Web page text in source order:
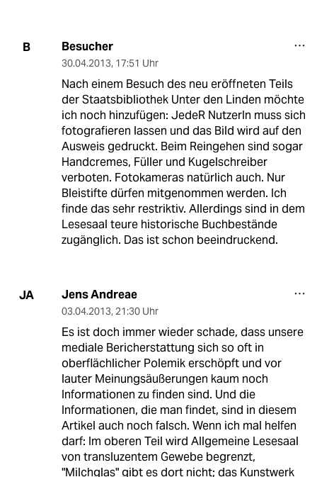
B Besucher
30.04.2013, 17:51 Uhr
Nach einem Besuch des neu eröffneten Teils
der Staatsbibliothek Unter den Linden möchte
ich noch hinzufügen: JedeR NutzerIn muss sich
fotografieren lassen und das Bild wird auf den
Ausweis gedruckt. Beim Reingehen sind sogar
Handcremes, Füller und Kugelschreiber
verboten. Fotokameras natürlich auch. Nur
Bleistifte dürfen mitgenommen werden. Ich
finde das sehr restriktiv. Allerdings sind in dem
Lesesaal teure historische Buchbestände
zugänglich. Das ist schon beeindruckend.
JA Jens Andreae
03.04.2013, 21:30 Uhr
Es ist doch immer wieder schade, dass unsere
mediale Bericherstattung sich so oft in
oberflächlicher Polemik erschöpft und vor
lauter Meinungsäußerungen kaum noch
Informationen zu finden sind. Und die
Informationen, die man findet, sind in diesem
Artikel auch noch falsch. Wenn ich mal helfen
darf: Im oberen Teil wird Allgemeine Lesesaal
von transluzentem Gewebe begrenzt,
"Milchglas" gibt es dort nicht; das Kunstwerk